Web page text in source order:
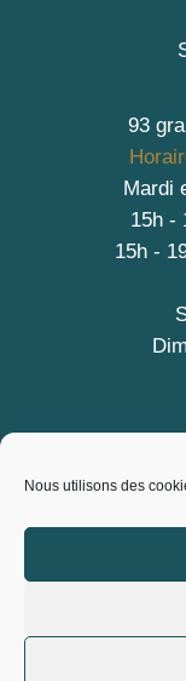
Nous utilisons des
93
Mardi
15h -
15h -
Copyright ©